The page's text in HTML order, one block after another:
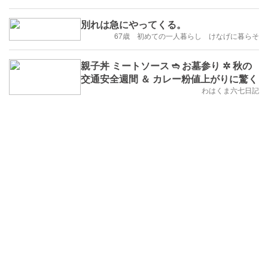
別れは急にやってくる。
67歳 初めての一人暮らし けなげに暮らそ
親子丼 ミートソース ➬ お墓参り ✲ 秋の
交通安全週間 ＆ カレー粉値上がりに驚く
わはくま六七日記